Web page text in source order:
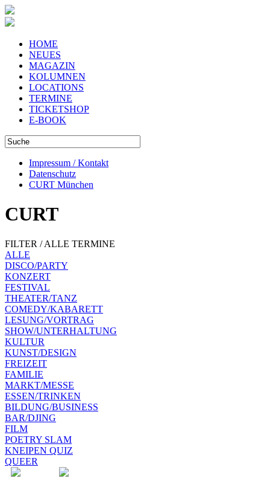
HOME
NEUES
MAGAZIN
KOLUMNEN
LOCATIONS
TERMINE
TICKETSHOP
E-BOOK
Impressum / Kontakt
Datenschutz
CURT München
CURT
FILTER / ALLE TERMINE
ALLE
DISCO/PARTY
KONZERT
FESTIVAL
THEATER/TANZ
COMEDY/KABARETT
LESUNG/VORTRAG
SHOW/UNTERHALTUNG
KULTUR
KUNST/DESIGN
FREIZEIT
FAMILIE
MARKT/MESSE
ESSEN/TRINKEN
BILDUNG/BUSINESS
BAR/DJING
FILM
POETRY SLAM
KNEIPEN QUIZ
QUEER